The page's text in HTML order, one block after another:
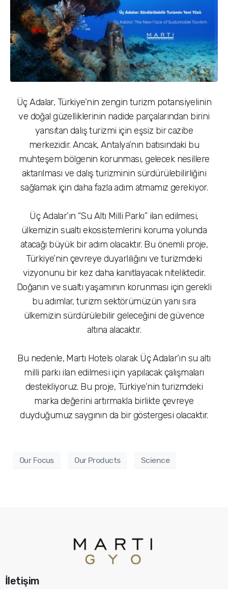
Üç Adalar, Türkiye’nin zengin turizm potansiyelinin
ve doğal güzelliklerinin nadide parçalarından birini
yansıtan dalış turizmi için eşsiz bir cazibe
merkezidir. Ancak, Antalya’nın batısındaki bu
muhteşem bölgenin korunması, gelecek nesillere
aktarılması ve dalış turizminin sürdürülebilirliğini
sağlamak için daha fazla adım atmamız gerekiyor.
Üç Adalar’ın “Su Altı Milli Parkı” ilan edilmesi,
ülkemizin sualtı ekosistemlerini koruma yolunda
atacağı büyük bir adım olacaktır. Bu önemli proje,
Türkiye’nin çevreye duyarlılığını ve turizmdeki
vizyonunu bir kez daha kanıtlayacak niteliktedir.
Doğanın ve sualtı yaşamının korunması için gerekli
bu adımlar, turizm sektörümüzün yanı sıra
ülkemizin sürdürülebilir geleceğini de güvence
altına alacaktır.
Bu nedenle, Martı Hotels olarak Üç Adalar’ın su altı
milli parkı ilan edilmesi için yapılacak çalışmaları
destekliyoruz. Bu proje, Türkiye’nin turizmdeki
marka değerini artırmakla birlikte çevreye
duyduğumuz saygının da bir göstergesi olacaktır.
Our Focus Our Products Science
İletişim